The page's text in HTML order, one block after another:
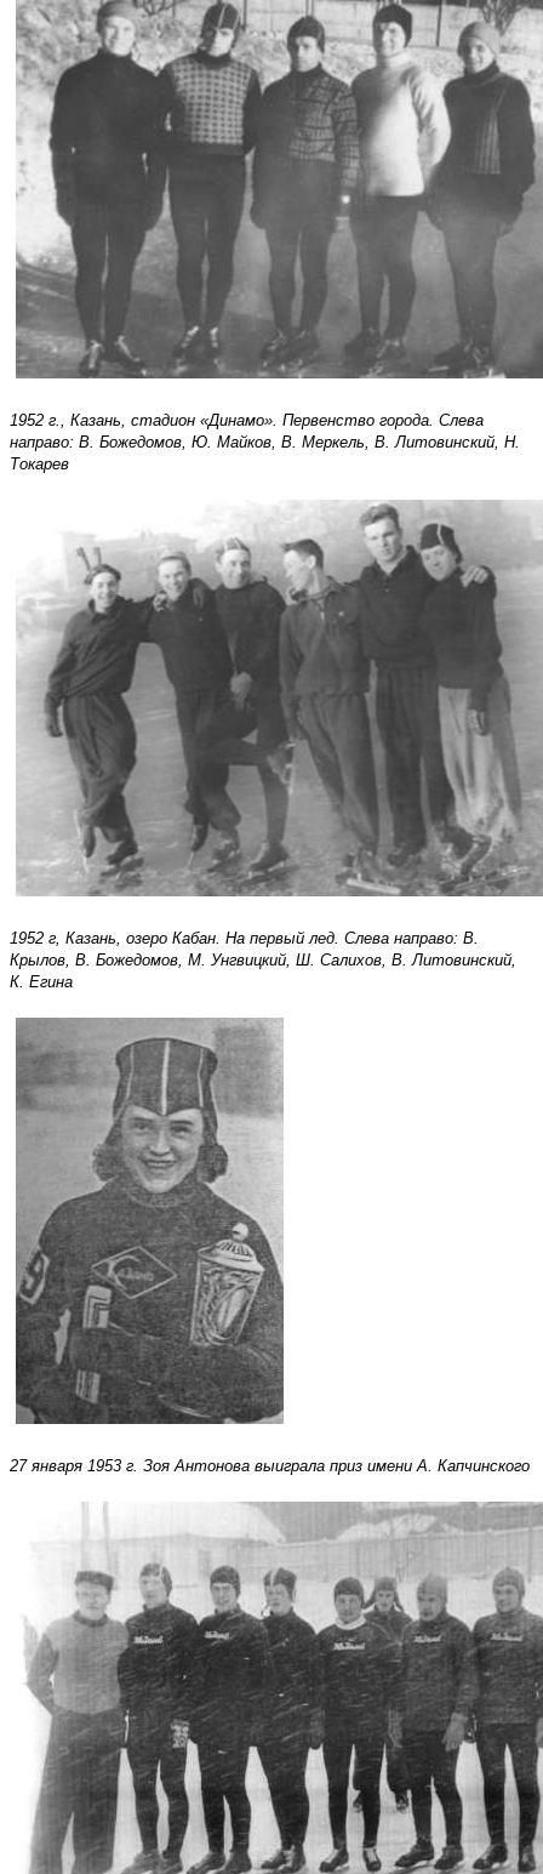
1952 г., Казань, стадион «Динамо». Первенство города. Слева
направо: В. Божедомов, Ю. Майков, В. Меркель, В. Литовинский, Н.
Токарев
1952 г, Казань, озеро Кабан. На первый лед. Слева направо: В.
Крылов, В. Божедомов, М. Унгвицкий, Ш. Салихов, В. Литовинский,
К. Егина
27 января 1953 г. Зоя Антонова выиграла приз имени А. Капчинского